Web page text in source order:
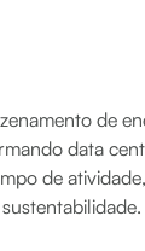
de
data
de